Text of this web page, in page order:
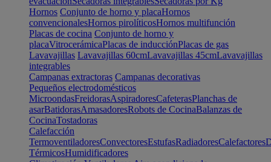
Hornos Conjunto de horno y placaHornos
convencionalesHornos pirolíticosHornos multifunción
Placas de cocina Conjunto de horno y
placaVitrocerámicaPlacas de inducciónPlacas de gas
Lavavajillas Lavavajillas 60cmLavavajillas 45cmLavavajillas
integrables
Campanas extractoras Campanas decorativas
Pequeños electrodomésticos
MicroondasFreidorasAspiradoresCafeterasPlanchas de
asarBatidorasAmasadoresRobots de CocinaBalanzas de
CocinaTostadoras
Calefacción
TermoventiladoresConvectoresEstufasRadiadoresCalefactores
TérmicosHumidificadores